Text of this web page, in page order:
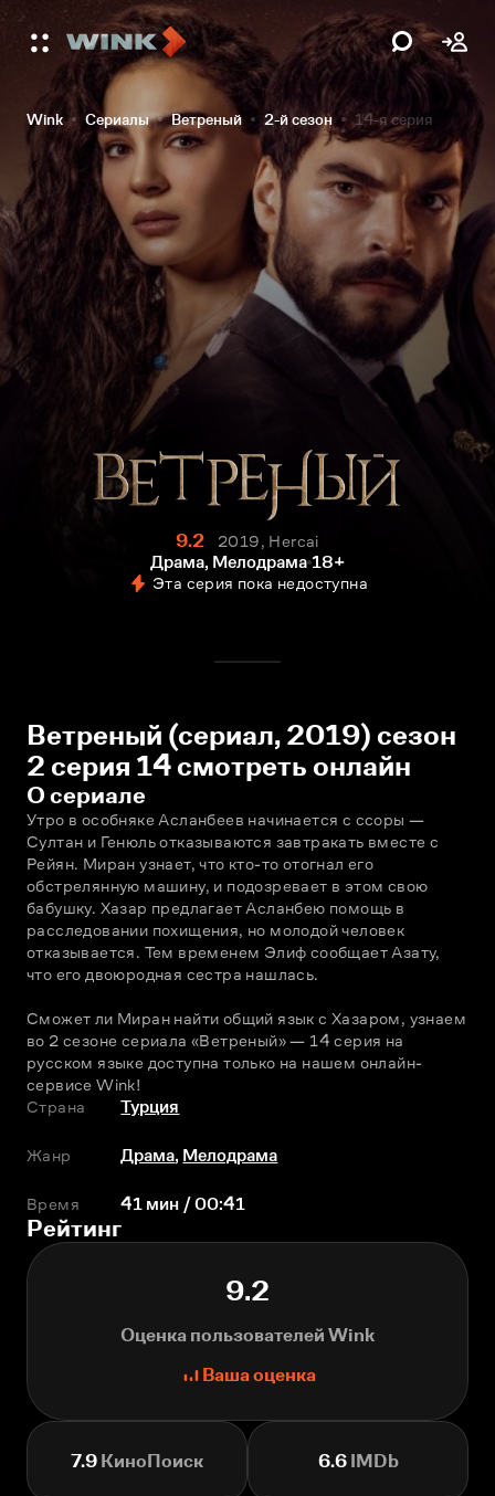
Wink Сериалы Ветреный 2-й сезон 14-я серия
9.2
2019, Hercai
Драма, Мелодрама 18+
Эта серия пока недоступна
Ветреный (сериал, 2019) сезон
2 серия 14 смотреть онлайн
О сериале
Утро в особняке Асланбеев начинается с ссоры —
Султан и Генюль отказываются завтракать вместе с
Рейян. Миран узнает, что кто-то отогнал его
обстрелянную машину, и подозревает в этом свою
бабушку. Хазар предлагает Асланбею помощь в
расследовании похищения, но молодой человек
отказывается. Тем временем Элиф сообщает Азату,
что его двоюродная сестра нашлась.
Сможет ли Миран найти общий язык с Хазаром, узнаем
во 2 сезоне сериала «Ветреный» — 14 серия на
русском языке доступна только на нашем онлайн-
сервисе Wink!
Страна
Турция
Жанр Драма, Мелодрама
Время 41 мин / 00:41
Рейтинг
9.2
Оценка пользователей Wink
Ваша оценка
7.9 КиноПоиск 6.6IMDb